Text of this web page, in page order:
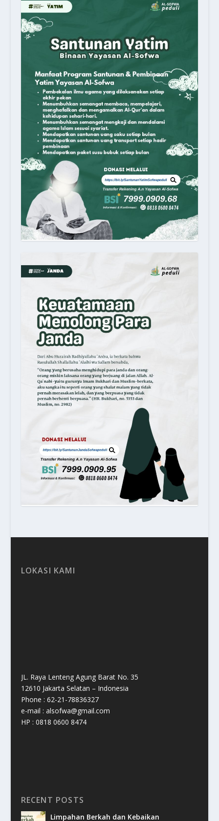
LOKASI KAMI
JL. Raya Lenteng Agung Barat No. 35
12610 Jakarta Selatan – Indonesia
Phone : 62-21-78836327
e-mail : alsofwa@gmail.com
HP : 0818 0600 8474
RECENT POSTS
Limpahan Berkah dan Kebaikan